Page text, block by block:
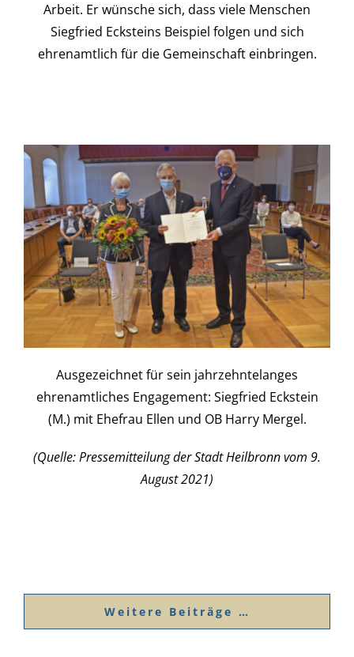
Arbeit. Er wünsche sich, dass viele Menschen
Siegfried Ecksteins Beispiel folgen und sich
ehrenamtlich für die Gemeinschaft einbringen.
Ausgezeichnet für sein jahrzehntelanges
ehrenamtliches Engagement: Siegfried Eckstein
(M.) mit Ehefrau Ellen und OB Harry Mergel.
(Quelle: Pressemitteilung der Stadt Heilbronn vom 9.
August 2021)
Weitere Beiträge …